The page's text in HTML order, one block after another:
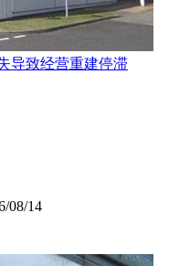
导致经营重建停滞
08/14